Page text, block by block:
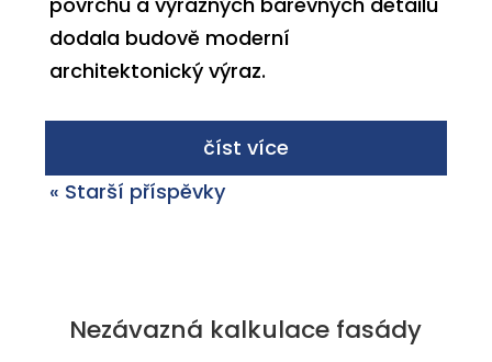
dodala budově moderní
architektonický výraz.
číst více
« Starší příspěvky
Nezávazná kalkulace fasády